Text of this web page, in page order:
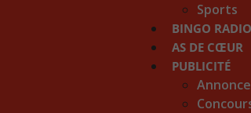
Sports
BINGO RADIO
AS DE CŒUR
PUBLICITÉ